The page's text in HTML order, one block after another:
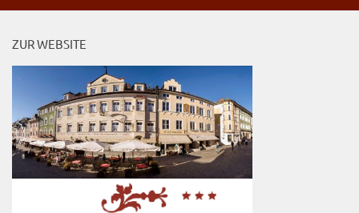
ZUR WEBSITE